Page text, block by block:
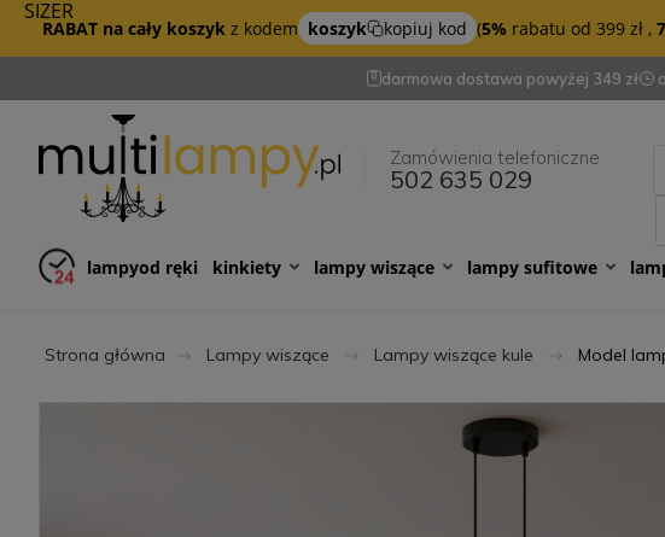
RABAT na cały koszyk z kodem koszyk kopiuj kod (5% rabatu od 399 zł ,
darmowa dostawa powyżej 349 zł
Zamówienia telefoniczne
502 635 029
lampyod ręki kinkiety lampy wiszące lampy sufitowe
Strona główna Lampy wiszące Lampy wiszące kule Model
SIZER